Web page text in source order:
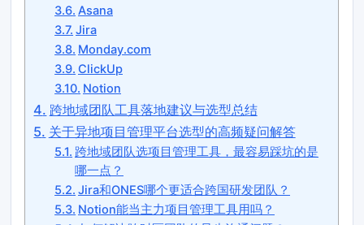
Asana
Jira
Monday.com
ClickUp
Notion
跨地域团队工具落地建议与选型总结
关于异地项目管理平台选型的高频疑问解答
跨地域团队选项目管理工具，最容易踩坑的是
哪一点？
Jira和ONES哪个更适合跨国研发团队？
Notion能当主力项目管理工具用吗？